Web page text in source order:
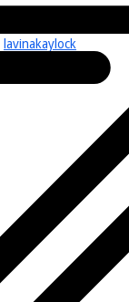
lavinakaylock